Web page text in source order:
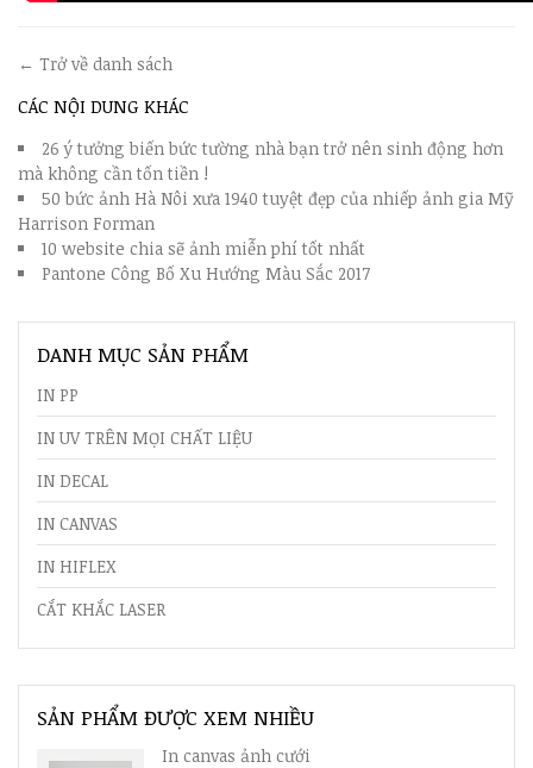
← Trở về danh sách
CÁC NỘI DUNG KHÁC
26 ý tưởng biến bức tường nhà bạn trở nên sinh động hơn
mà không cần tốn tiền !
50 bức ảnh Hà Nôi xưa 1940 tuyệt đẹp của nhiếp ảnh gia Mỹ
Harrison Forman
10 website chia sẽ ảnh miễn phí tốt nhất
Pantone Công Bố Xu Hướng Màu Sắc 2017
DANH MỤC SẢN PHẨM
IN PP
IN UV TRÊN MỌI CHẤT LIỆU
IN DECAL
IN CANVAS
IN HIFLEX
CẮT KHẮC LASER
SẢN PHẨM ĐƯỢC XEM NHIỀU
In canvas ảnh cưới